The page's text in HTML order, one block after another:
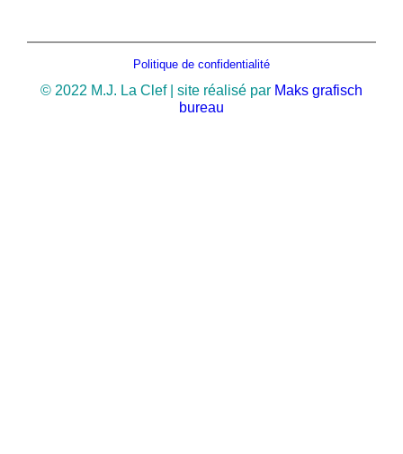
Politique de confidentialité
© 2022 M.J. La Clef | site réalisé par Maks grafisch
bureau